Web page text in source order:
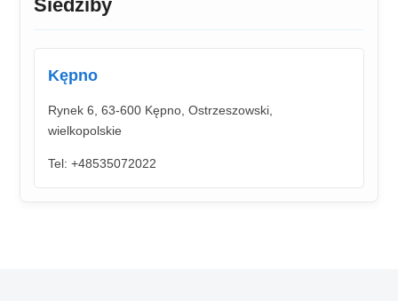
Siedziby
Kępno
Rynek 6, 63-600 Kępno, Ostrzeszowski,
wielkopolskie
Tel: +48535072022